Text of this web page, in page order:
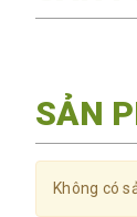
SẢN
Không có